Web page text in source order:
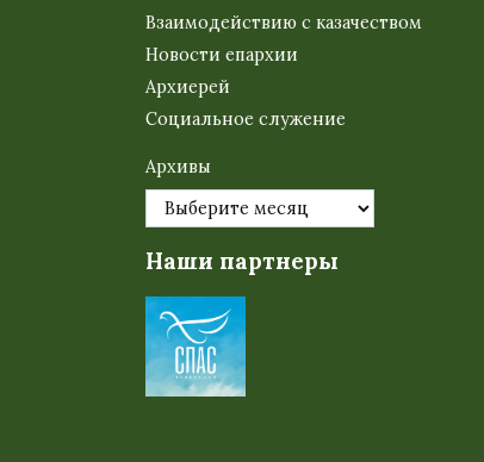
Взаимодействию с казачеством
Новости епархии
Архиерей
Социальное служение
Архивы
Наши партнеры